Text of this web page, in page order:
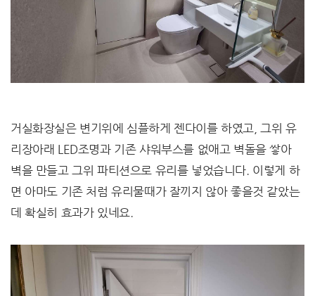
거실화장실은 변기위에 심플하게 젠다이를 하였고, 그위 유
리장아래 LED조명과 기존 샤워부스를 없애고 벽돌을 쌓아
벽을 만들고 그위 파티션으로 유리를 넣었습니다. 이렇게 하
면 아마도 기존 처럼 유리물때가 잘끼지 않아 좋을것 같았는
데 확실히 효과가 있네요.